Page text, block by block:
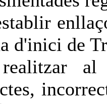
d'inici de
al